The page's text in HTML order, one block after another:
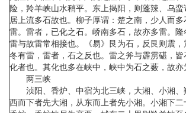
险，羚羊峡山水稍平。东上揭阳，则蓬辣、乌
居上流多石故也。柳子厚谓：楚之南，少人而
雷。雷者，已化之石。峤南多石，故亦多雷。
雷与故雷常相接也。《易》艮为石，反艮则震
冬有雷，雷者，石之反也。雷之斧与霹雳碪，
化者也。其化也多在峡中，峡中为石之薮，故亦
两三峡
浈阳、香炉、中宿为北三峡，大湘、小湘、
西而下者先大湘，从东而上者先小湘。小湘下